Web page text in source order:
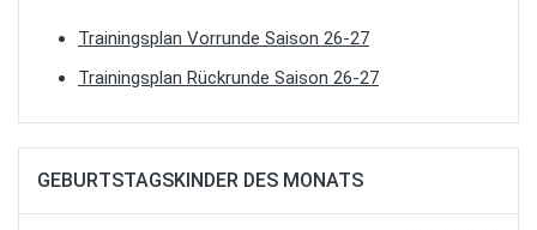
Trainingsplan Vorrunde Saison 26-27
Trainingsplan Rückrunde Saison 26-27
GEBURTSTAGSKINDER DES MONATS